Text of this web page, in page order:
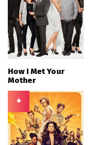
How I Met Your
Mother
+